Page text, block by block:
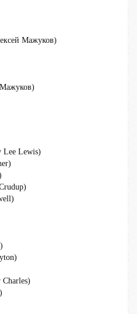
Мажуков)
Lee Lewis)